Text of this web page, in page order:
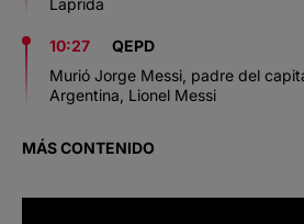
Laprida
10:27
QEPD
Murió Jorge Messi, padre del
Argentina, Lionel Messi
MÁS CONTENIDO